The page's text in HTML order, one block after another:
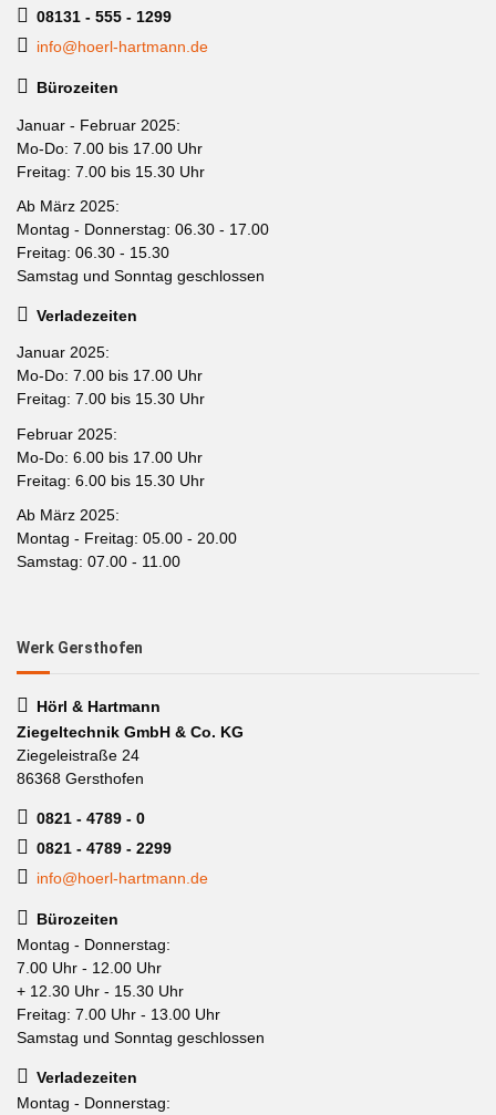
08131 - 555 - 1299
info@hoerl-hartmann.de
Bürozeiten
Januar - Februar 2025:
Mo-Do: 7.00 bis 17.00 Uhr
Freitag: 7.00 bis 15.30 Uhr
Ab März 2025:
Montag - Donnerstag: 06.30 - 17.00
Freitag: 06.30 - 15.30
Samstag und Sonntag geschlossen
Verladezeiten
Januar 2025:
Mo-Do: 7.00 bis 17.00 Uhr
Freitag: 7.00 bis 15.30 Uhr
Februar 2025:
Mo-Do: 6.00 bis 17.00 Uhr
Freitag: 6.00 bis 15.30 Uhr
Ab März 2025:
Montag - Freitag: 05.00 - 20.00
Samstag: 07.00 - 11.00
Werk Gersthofen
Hörl & Hartmann
Ziegeltechnik GmbH & Co. KG
Ziegeleistraße 24
86368 Gersthofen
0821 - 4789 - 0
0821 - 4789 - 2299
info@hoerl-hartmann.de
Bürozeiten
Montag - Donnerstag:
7.00 Uhr - 12.00 Uhr
+ 12.30 Uhr - 15.30 Uhr
Freitag: 7.00 Uhr - 13.00 Uhr
Samstag und Sonntag geschlossen
Verladezeiten
Montag - Donnerstag: